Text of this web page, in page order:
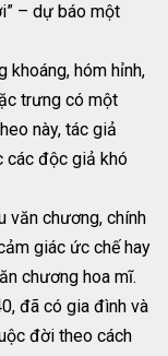
– dự báo một
khoáng, hóm hỉnh,
trưng có một
này, tác giả
các độc giả khó
văn chương, chính
giác ức chế hay
chương hoa mĩ.
đã có gia đình và
đời theo cách